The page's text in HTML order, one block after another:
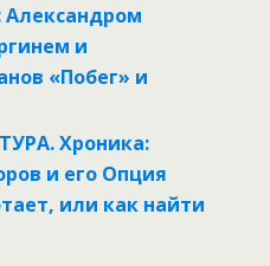
Александром
и
«Побег» и
Хроника:
и его Опция
или как найти